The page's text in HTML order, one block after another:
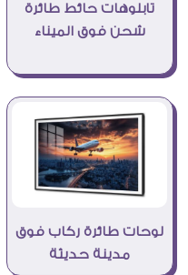
تابلوهات حائط طائرة
شحن فوق الميناء
لوحات طائرة ركاب فوق
مدينة حديثة